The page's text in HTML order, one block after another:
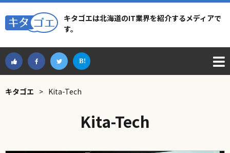
キタゴエは北海道のIT業界を紹介するメディアで
す。
キタゴエ > Kita-Tech
Kita-Tech